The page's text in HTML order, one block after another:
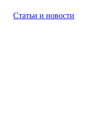
Статьи и новости